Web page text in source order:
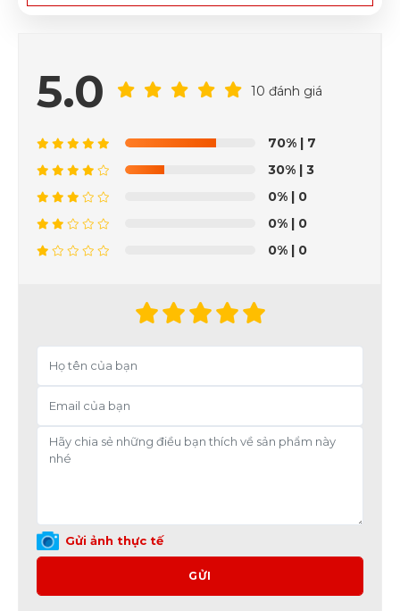
5.0 10 đánh giá
70% | 7
30% | 3
0% | 0
0% | 0
0% | 0
Gửi ảnh thực tế
GỬI